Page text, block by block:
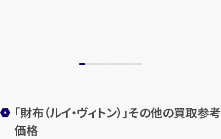
「財布（ルイ・ヴィトン）」その他の買取参考
価格